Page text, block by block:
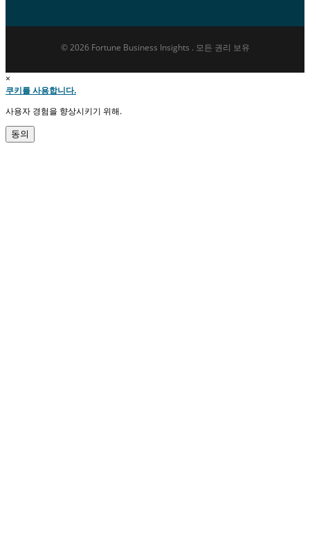
© 2026 Fortune Business Insights . 모든 권리 보유
×
쿠키를 사용합니다.
사용자 경험을 향상시키기 위해.
동의